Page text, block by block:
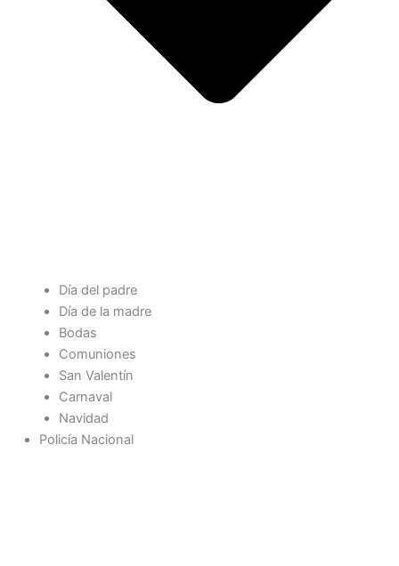
Día del padre
Día de la madre
Bodas
Comuniones
San Valentín
Carnaval
Navidad
Policía Nacional